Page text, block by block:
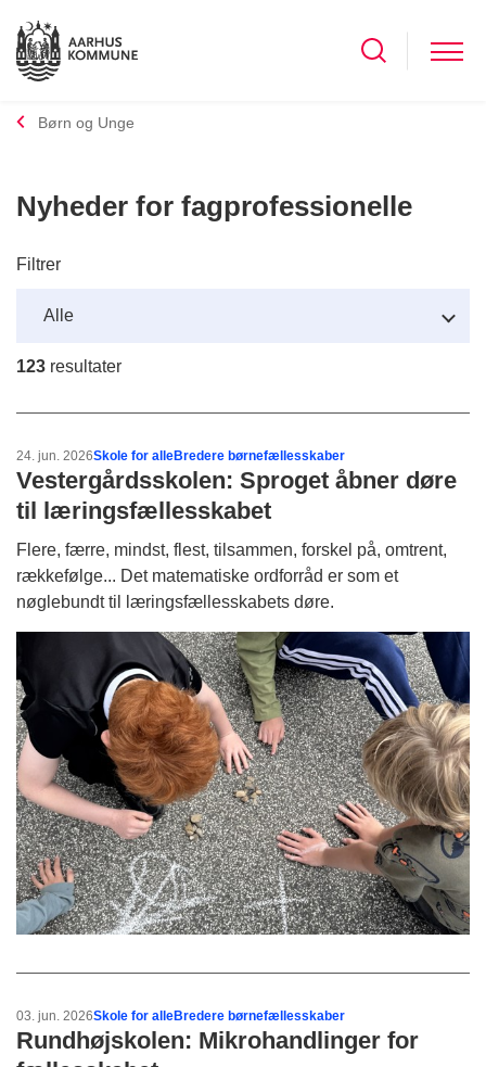
Børn og Unge
Nyheder for fagprofessionelle
Filtrer
123 resultater
24. jun. 2026Skole for alleBredere børnefællesskaber
Vestergårdsskolen: Sproget åbner døre
til læringsfællesskabet
Flere, færre, mindst, flest, tilsammen, forskel på, omtrent,
rækkefølge... Det matematiske ordforråd er som et
nøglebundt til læringsfællesskabets døre.
03. jun. 2026Skole for alleBredere børnefællesskaber
Rundhøjskolen: Mikrohandlinger for